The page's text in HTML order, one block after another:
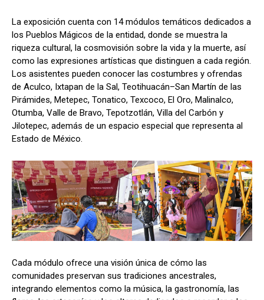
La exposición cuenta con 14 módulos temáticos dedicados a
los Pueblos Mágicos de la entidad, donde se muestra la
riqueza cultural, la cosmovisión sobre la vida y la muerte, así
como las expresiones artísticas que distinguen a cada región.
Los asistentes pueden conocer las costumbres y ofrendas
de Aculco, Ixtapan de la Sal, Teotihuacán–San Martín de las
Pirámides, Metepec, Tonatico, Texcoco, El Oro, Malinalco,
Otumba, Valle de Bravo, Tepotzotlán, Villa del Carbón y
Jilotepec, además de un espacio especial que representa al
Estado de México.
Cada módulo ofrece una visión única de cómo las
comunidades preservan sus tradiciones ancestrales,
integrando elementos como la música, la gastronomía, las